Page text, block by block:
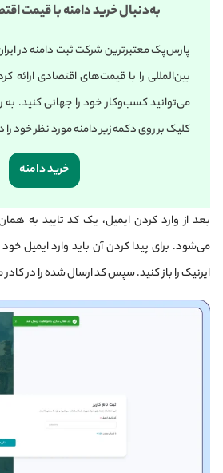
به‌دنبال خرید دامنه با قیمت
پارس‌پک معتبرترین شرکت ثبت دامنه در
بین‌المللی را با قیمت‌های اقتصادی ارائه
می‌توانید کسب‌وکار خود را جهانی کنید. به
کلیک بر روی دکمه زیر دامنه مورد نظر خود
خرید دامنه
بعد از وارد کردن ایمیل، یک کد تایید به
می‌شود. برای پیدا کردن آن باید وارد ایمیل
ایرنیک را باز کنید. سپس کد ارسال شده را در